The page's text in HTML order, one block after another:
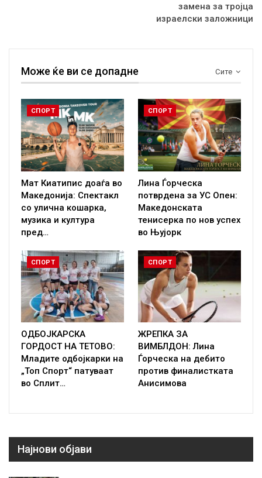
замена за тројца
израелски заложници
Сите
Може ќе ви се допадне
СПОРТ
Мат Киатипис доаѓа во
Македонија: Спектакл
со улична кошарка,
музика и култура
пред…
СПОРТ
Лина Ѓорческа
потврдена за УС Опен:
Македонската
тенисерка по нов успех
во Њујорк
СПОРТ
ОДБОЈКАРСКА
ГОРДОСТ НА ТЕТОВО:
Младите одбојкарки на
„Топ Спорт“ патуваат
во Сплит…
СПОРТ
ЖРЕПКА ЗА
ВИМБЛДОН: Лина
Ѓорческа на дебито
против финалистката
Анисимова
Најнови објави